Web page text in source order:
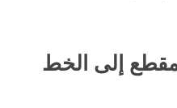
المقطع إلى الخط